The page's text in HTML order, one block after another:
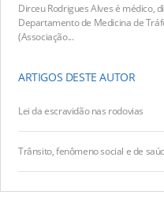
Dirceu Rodrigues Alves é médico,
Departamento de Medicina de
(Associação...
ARTIGOS DESTE AUTOR
Lei da escravidão nas rodovias
Trânsito, fenômeno social e de